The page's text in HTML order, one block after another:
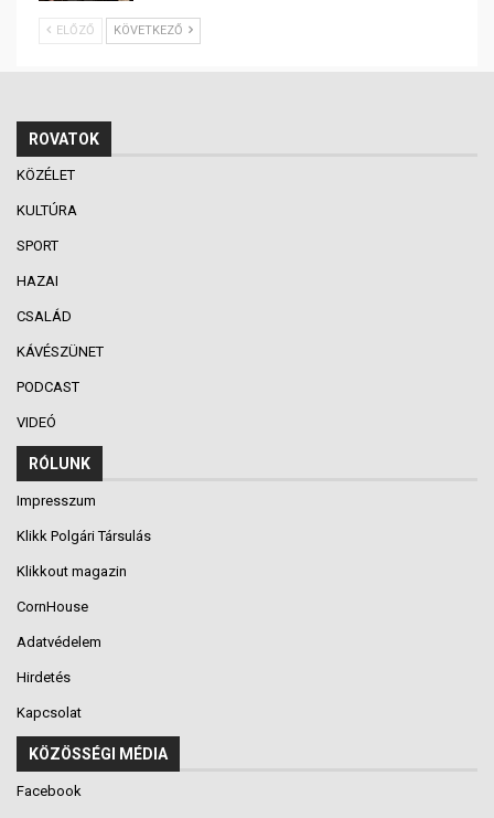
ELŐZŐ KÖVETKEZŐ
ROVATOK
KÖZÉLET
KULTÚRA
SPORT
HAZAI
CSALÁD
KÁVÉSZÜNET
PODCAST
VIDEÓ
RÓLUNK
Impresszum
Klikk Polgári Társulás
Klikkout magazin
CornHouse
Adatvédelem
Hirdetés
Kapcsolat
KÖZÖSSÉGI MÉDIA
Facebook